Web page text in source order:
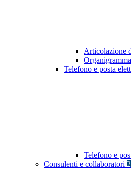
Articolazione
Organigramma
Telefono e posta
Telefono e
Consulenti e collaboratori